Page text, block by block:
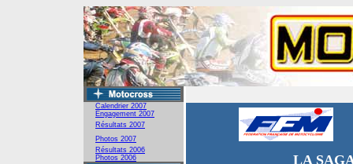
Calendrier 2007
Engagement 2007
Résultats 2007
Photos 2007
Résultats 2006
Photos 2006
LA